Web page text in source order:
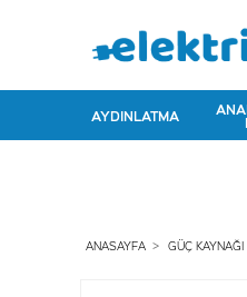
AYDINLATMA
ANASAYFA GÜÇ KAYNAĞI